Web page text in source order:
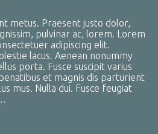
metus. Praesent justo dolor,
pulvinar ac, lorem. Lorem
adipiscing elit.
lacus. Aenean nonummy
porta. Fusce suscipit varius
et magnis dis parturient
mus. Nulla dui. Fusce feugiat